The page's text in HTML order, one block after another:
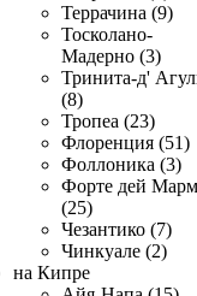
Террачина (9)
Тосколано-
Мадерно (3)
Тринита-д'
(8)
Тропеа (23)
Флоренция (51)
Фоллоника (3)
Форте дей
(25)
Чезантико (7)
Чинкуале (2)
на Кипре